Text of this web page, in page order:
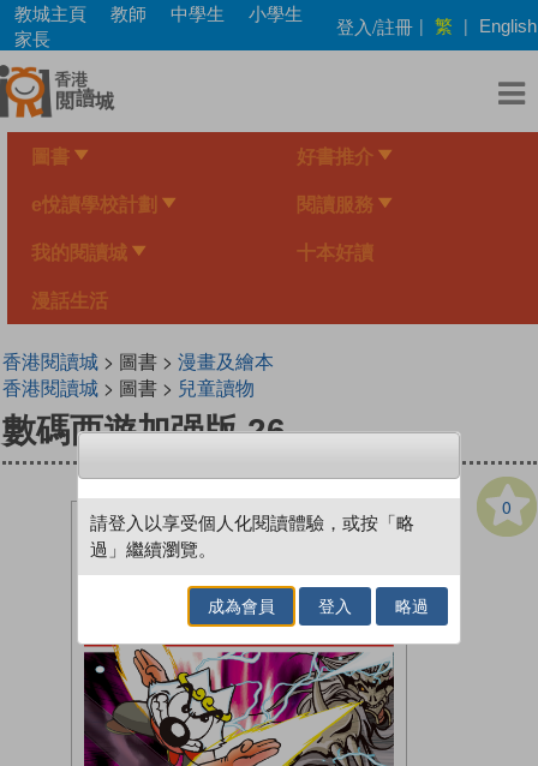
Skip
main
content
教城主頁 教師 中學生
小學生
家長
登入/註冊 | 繁 | English
圖書 好書推介
e悅讀學校計劃 閱讀服務
我的閱讀城 十本好讀
漫話生活
香港閱讀城> 圖書 > 漫畫及繪本
香港閱讀城> 圖書 > 兒童讀物
數碼西遊加强版 26
0
請登入以享受個人化閱讀體驗，或按「略
過」繼續瀏覽。
成為會員 登入 略過